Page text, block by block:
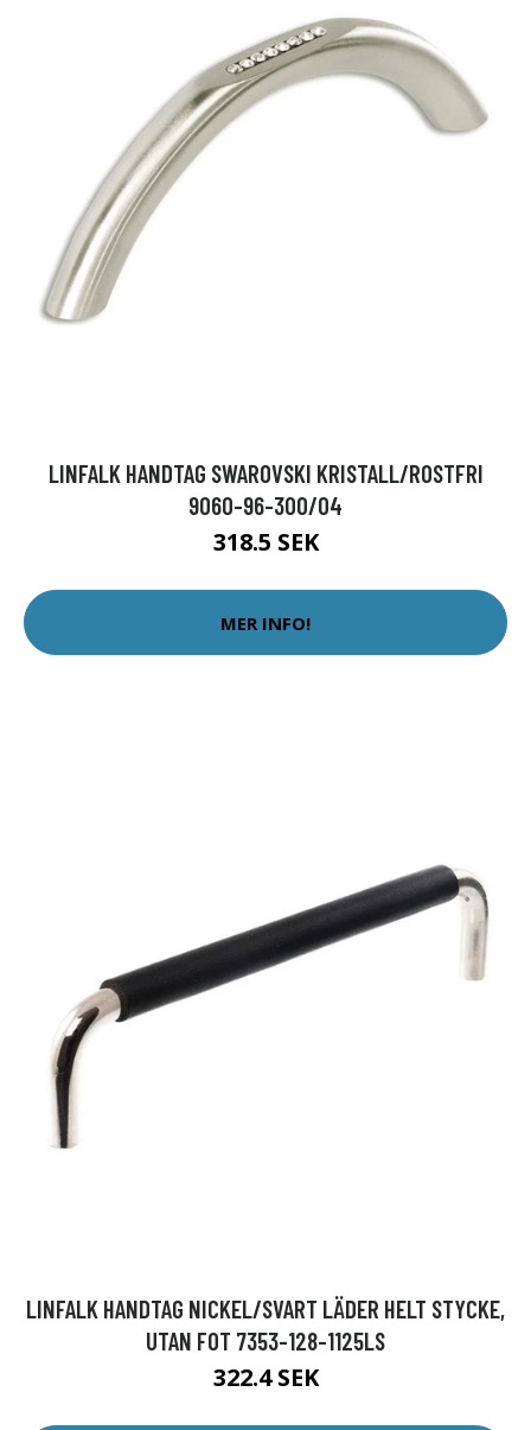
LINFALK HANDTAG SWAROVSKI KRISTALL/ROSTFRI
9060-96-300/04
318.5 SEK
MER INFO!
LINFALK HANDTAG NICKEL/SVART LÄDER HELT STYCKE,
UTAN FOT 7353-128-1125LS
322.4 SEK